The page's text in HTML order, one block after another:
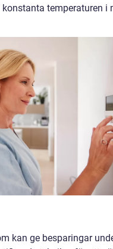
temperaturen i
kan ge besparingar